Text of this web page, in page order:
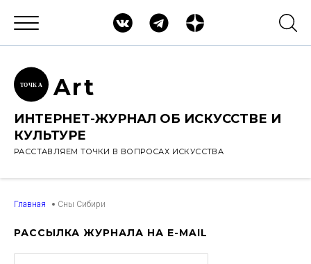
ТОЧК А Art
ИНТЕРНЕТ-ЖУРНАЛ ОБ ИСКУССТВЕ И
КУЛЬТУРЕ
РАССТАВЛЯЕМ ТОЧКИ В ВОПРОСАХ ИСКУССТВА
Главная Сны Сибири
РАССЫЛКА ЖУРНАЛА НА E-MAIL